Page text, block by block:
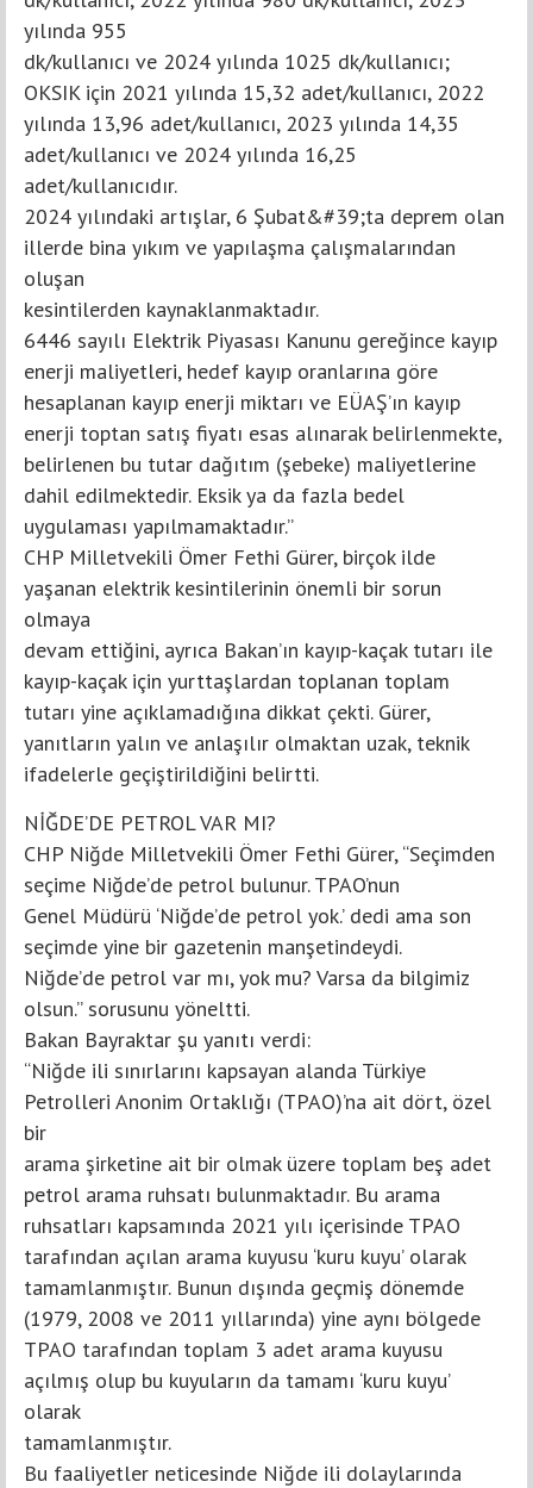
yılında 955
dk/kullanıcı ve 2024 yılında 1025 dk/kullanıcı;
OKSIK için 2021 yılında 15,32 adet/kullanıcı, 2022
yılında 13,96 adet/kullanıcı, 2023 yılında 14,35
adet/kullanıcı ve 2024 yılında 16,25
adet/kullanıcıdır.
2024 yılındaki artışlar, 6 Şubat&#39;ta deprem olan
illerde bina yıkım ve yapılaşma çalışmalarından
oluşan
kesintilerden kaynaklanmaktadır.
6446 sayılı Elektrik Piyasası Kanunu gereğince kayıp
enerji maliyetleri, hedef kayıp oranlarına göre
hesaplanan kayıp enerji miktarı ve EÜAŞ’ın kayıp
enerji toptan satış fiyatı esas alınarak belirlenmekte,
belirlenen bu tutar dağıtım (şebeke) maliyetlerine
dahil edilmektedir. Eksik ya da fazla bedel
uygulaması yapılmamaktadır.”
CHP Milletvekili Ömer Fethi Gürer, birçok ilde
yaşanan elektrik kesintilerinin önemli bir sorun
olmaya
devam ettiğini, ayrıca Bakan’ın kayıp-kaçak tutarı ile
kayıp-kaçak için yurttaşlardan toplanan toplam
tutarı yine açıklamadığına dikkat çekti. Gürer,
yanıtların yalın ve anlaşılır olmaktan uzak, teknik
ifadelerle geçiştirildiğini belirtti.
NİĞDE’DE PETROL VAR MI?
CHP Niğde Milletvekili Ömer Fethi Gürer, “Seçimden
seçime Niğde’de petrol bulunur. TPAO’nun
Genel Müdürü ‘Niğde’de petrol yok.’ dedi ama son
seçimde yine bir gazetenin manşetindeydi.
Niğde’de petrol var mı, yok mu? Varsa da bilgimiz
olsun.” sorusunu yöneltti.
Bakan Bayraktar şu yanıtı verdi:
“Niğde ili sınırlarını kapsayan alanda Türkiye
Petrolleri Anonim Ortaklığı (TPAO)’na ait dört, özel
bir
arama şirketine ait bir olmak üzere toplam beş adet
petrol arama ruhsatı bulunmaktadır. Bu arama
ruhsatları kapsamında 2021 yılı içerisinde TPAO
tarafından açılan arama kuyusu ‘kuru kuyu’ olarak
tamamlanmıştır. Bunun dışında geçmiş dönemde
(1979, 2008 ve 2011 yıllarında) yine aynı bölgede
TPAO tarafından toplam 3 adet arama kuyusu
açılmış olup bu kuyuların da tamamı ‘kuru kuyu’
olarak
tamamlanmıştır.
Bu faaliyetler neticesinde Niğde ili dolaylarında